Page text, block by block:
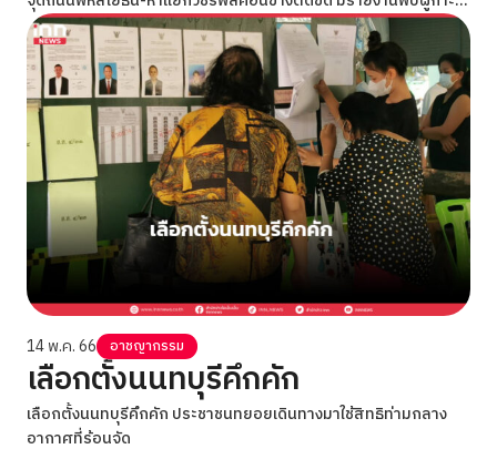
ทำผิดฉีกบัตรเลือกตั้งแล้ว 8 ราย
14 พ.ค. 66 อาชญากรรม
เลือกตั้งนนทบุรีคึกคัก
เลือกตั้งนนทบุรีคึกคัก ประชาชนทยอยเดินทางมาใช้สิทธิท่ามกลาง
อากาศที่ร้อนจัด